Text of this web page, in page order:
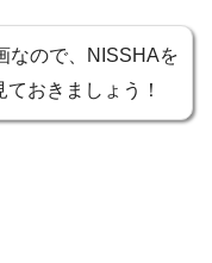
なので、NISSHAを
おきましょう！